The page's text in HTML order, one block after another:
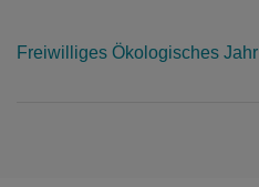
Freiwilliges Ökologisches Jahr